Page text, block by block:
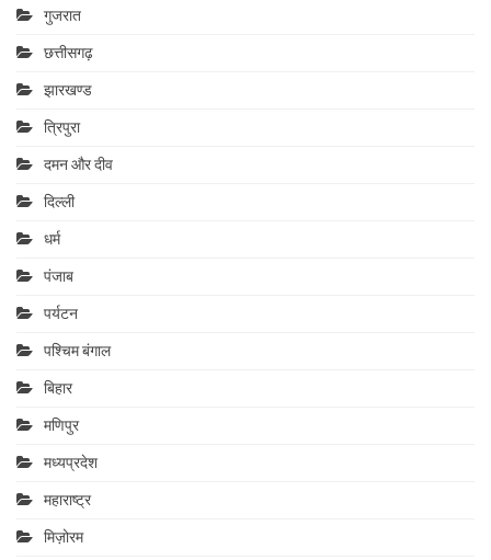
गुजरात
छत्तीसगढ़
झारखण्ड
त्रिपुरा
दमन और दीव
दिल्ली
धर्म
पंजाब
पर्यटन
पश्चिम बंगाल
बिहार
मणिपुर
मध्यप्रदेश
महाराष्‍ट्र
मिज़ोरम